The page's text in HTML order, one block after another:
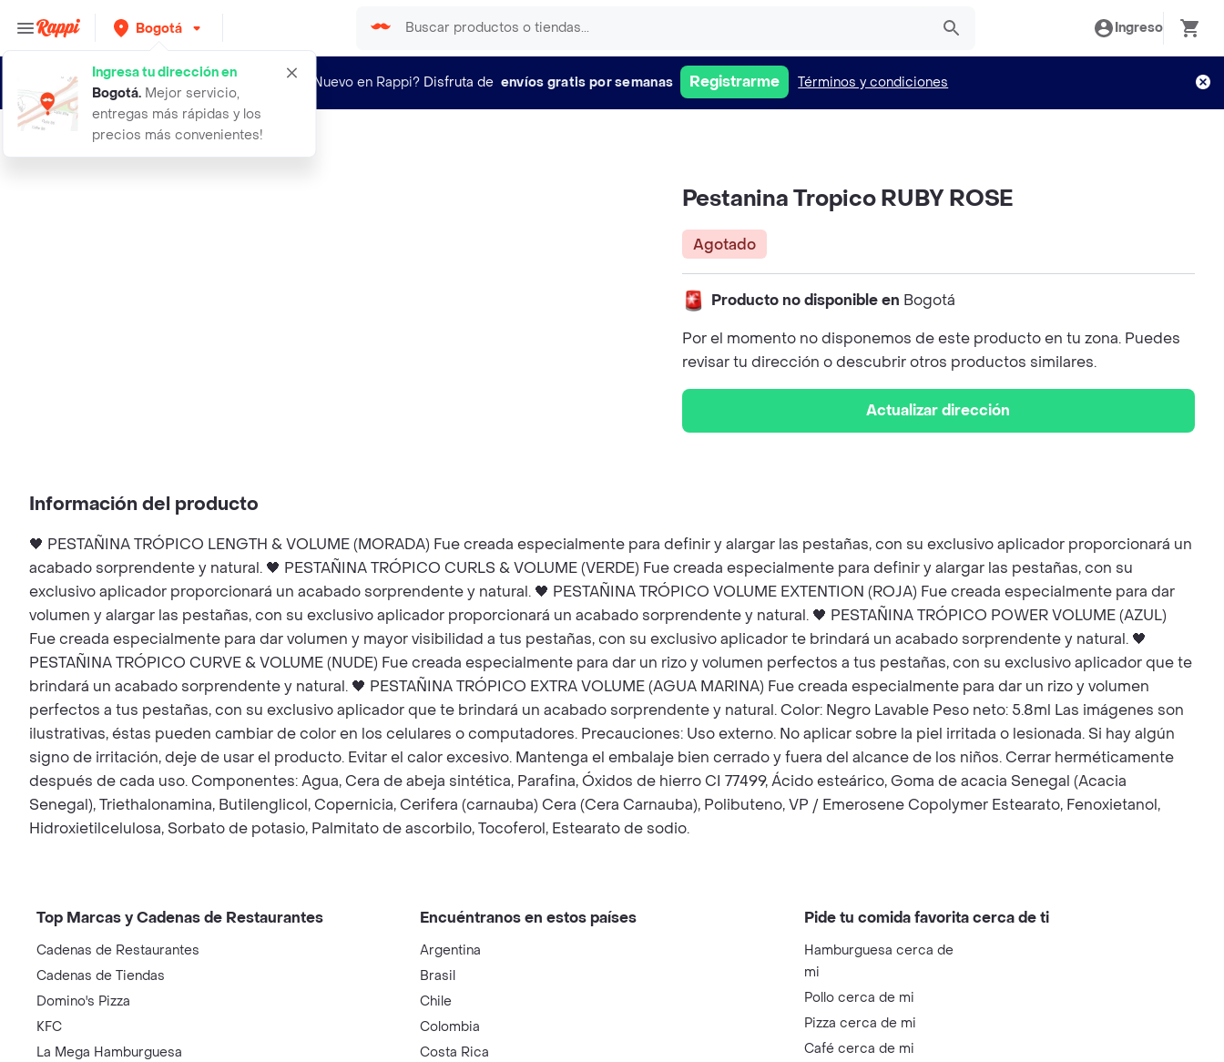
Bogotá
Ingresa tu dirección en
Bogotá. Mejor servicio,
entregas más rápidas y los
precios más convenientes!
Ingreso
¿Nuevo en Rappi? Disfruta de envíos gratis por semanas Registrarme Términos y condiciones
pestanina tropico ruby rose
Pestanina Tropico RUBY ROSE
Agotado
Producto no disponible en Bogotá
Por el momento no disponemos de este producto en tu zona. Puedes
revisar tu dirección o descubrir otros productos similares.
Actualizar dirección
Información del producto
🖤 PESTAÑINA TRÓPICO LENGTH & VOLUME (MORADA) Fue creada especialmente para definir y alargar las pestañas, con su exclusivo aplicador proporcionará un
acabado sorprendente y natural. 🖤 PESTAÑINA TRÓPICO CURLS & VOLUME (VERDE) Fue creada especialmente para definir y alargar las pestañas, con su
exclusivo aplicador proporcionará un acabado sorprendente y natural. 🖤 PESTAÑINA TRÓPICO VOLUME EXTENTION (ROJA) Fue creada especialmente para dar
volumen y alargar las pestañas, con su exclusivo aplicador proporcionará un acabado sorprendente y natural. 🖤 PESTAÑINA TRÓPICO POWER VOLUME (AZUL)
Fue creada especialmente para dar volumen y mayor visibilidad a tus pestañas, con su exclusivo aplicador te brindará un acabado sorprendente y natural. 🖤
PESTAÑINA TRÓPICO CURVE & VOLUME (NUDE) Fue creada especialmente para dar un rizo y volumen perfectos a tus pestañas, con su exclusivo aplicador que te
brindará un acabado sorprendente y natural. 🖤 PESTAÑINA TRÓPICO EXTRA VOLUME (AGUA MARINA) Fue creada especialmente para dar un rizo y volumen
perfectos a tus pestañas, con su exclusivo aplicador que te brindará un acabado sorprendente y natural. Color: Negro Lavable Peso neto: 5.8ml Las imágenes son
ilustrativas, éstas pueden cambiar de color en los celulares o computadores. Precauciones: Uso externo. No aplicar sobre la piel irritada o lesionada. Si hay algún
signo de irritación, deje de usar el producto. Evitar el calor excesivo. Mantenga el embalaje bien cerrado y fuera del alcance de los niños. Cerrar herméticamente
después de cada uso. Componentes: Agua, Cera de abeja sintética, Parafina, Óxidos de hierro CI 77499, Ácido esteárico, Goma de acacia Senegal (Acacia
Senegal), Triethalonamina, Butilenglicol, Copernicia, Cerifera (carnauba) Cera (Cera Carnauba), Polibuteno, VP / Emerosene Copolymer Estearato, Fenoxietanol,
Hidroxietilcelulosa, Sorbato de potasio, Palmitato de ascorbilo, Tocoferol, Estearato de sodio.
Top Marcas y Cadenas de Restaurantes
Cadenas de Restaurantes
Cadenas de Tiendas
Domino's Pizza
KFC
La Mega Hamburguesa
Encuéntranos en estos países
Argentina
Brasil
Chile
Colombia
Costa Rica
Pide tu comida favorita cerca de ti
Hamburguesa cerca de
mi
Pollo cerca de mi
Pizza cerca de mi
Café cerca de mi